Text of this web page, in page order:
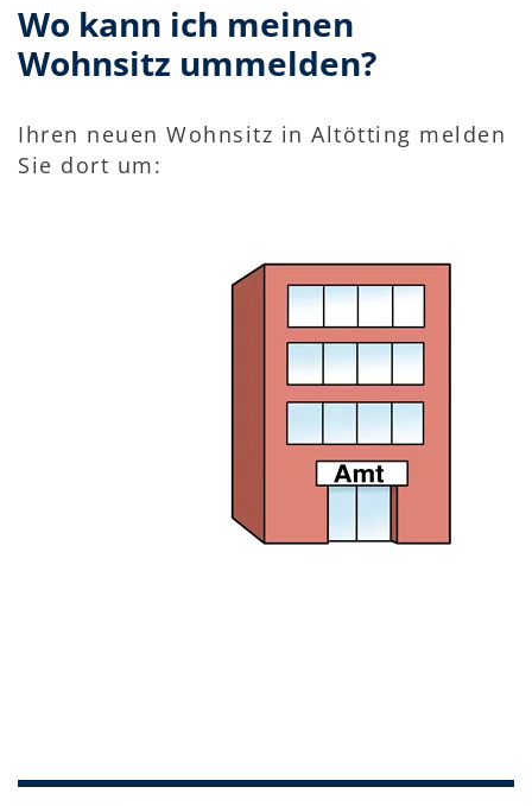
Wo kann ich meinen
Wohnsitz ummelden?
Ihren neuen Wohnsitz in Altötting melden
Sie dort um: